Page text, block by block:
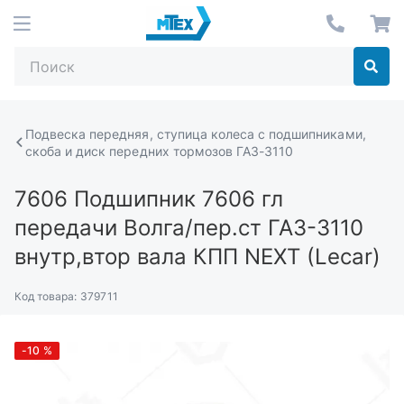
Подвеска передняя, ступица колеса с подшипниками,
скоба и диск передних тормозов ГАЗ-3110
7606 Подшипник 7606 гл
передачи Волга/пер.ст ГАЗ-3110
внутр,втор вала КПП NEXT (Lecar)
Код товара: 379711
-10 %